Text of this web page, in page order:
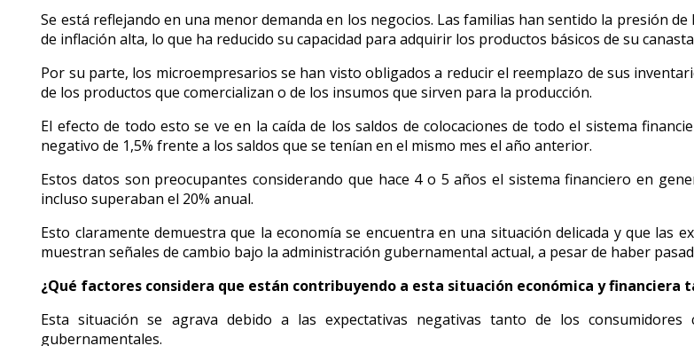
Se está reflejando en una menor demanda en los negocios. Las familias han sentido la presión
de inflación alta, lo que ha reducido su capacidad para adquirir los productos básicos de su
Por su parte, los microempresarios se han visto obligados a reducir el reemplazo de sus
de los productos que comercializan o de los insumos que sirven para la producción.
El efecto de todo esto se ve en la caída de los saldos de colocaciones de todo el sistema
negativo de 1,5% frente a los saldos que se tenían en el mismo mes el año anterior.
Estos datos son preocupantes considerando que hace 4 o 5 años el sistema financiero en
incluso superaban el 20% anual.
Esto claramente demuestra que la economía se encuentra en una situación delicada y que las
muestran señales de cambio bajo la administración gubernamental actual, a pesar de haber
¿Qué factores considera que están contribuyendo a esta situación económica y financiera
Esta situación se agrava debido a las expectativas negativas tanto de los
gubernamentales.